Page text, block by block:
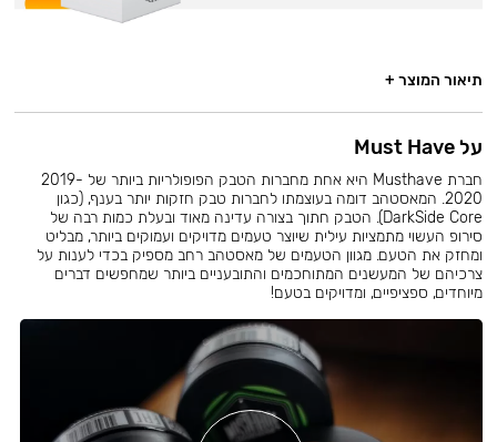
תיאור המוצר +
על Must Have
חברת Musthave היא אחת מחברות הטבק הפופולריות ביותר של 2019-
2020. המאסטהב דומה בעוצמתו לחברות טבק חזקות יותר בענף, (כגון
DarkSide Core). הטבק חתוך בצורה עדינה מאוד ובעלת כמות רבה של
סירופ העשוי מתמציות עילית שיוצר טעמים מדויקים ועמוקים ביותר, מבליט
ומחזק את הטעם. מגוון הטעמים של מאסטהב רחב מספיק בכדי לענות על
צרכיהם של המעשנים המתוחכמים והתובעניים ביותר שמחפשים דברים
מיוחדים, ספציפיים, ומדויקים בטעם!